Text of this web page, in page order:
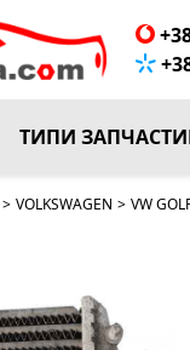
ТИПИ
> VOLKSWAGEN > VW